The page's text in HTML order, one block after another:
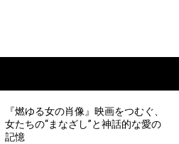
『燃ゆる女の肖像』映画をつむぐ、
女たちの“まなざし”と神話的な愛の
記憶